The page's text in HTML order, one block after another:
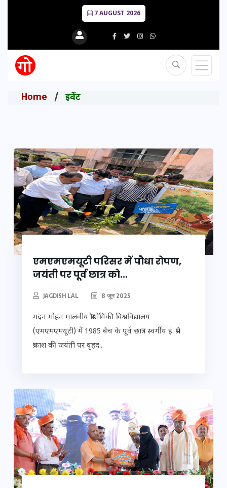
7 AUGUST 2026
Home इवेंट
एमएमएमयूटी परिसर में पौधा रोपण,
जयंती पर पूर्व छात्र को...
JAGDISH LAL 8 जून 2025
मदन मोहन मालवीय प्रौद्योगिकी विश्वविद्यालय
(एमएमएमयूटी) में 1985 बैच के पूर्व छात्र स्वर्गीय इं. प्रेम
प्रकाश की जयंती पर वृहद...